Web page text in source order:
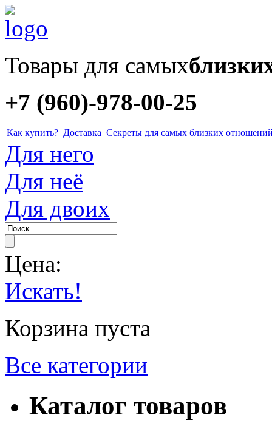
Товары для самых
+7 (960)-978-00-25
Как купить? Доставка Секреты для самых близких
Для него
Для неё
Для двоих
Цена:
Искать!
Корзина пуста
Все категории
Каталог товаров